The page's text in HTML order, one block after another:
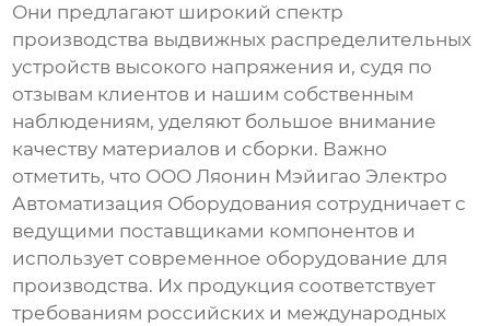
Они предлагают широкий спектр
производства выдвижных распределительных
устройств высокого напряжения и, судя по
отзывам клиентов и нашим собственным
наблюдениям, уделяют большое внимание
качеству материалов и сборки. Важно
отметить, что ООО Ляонин Мэйигао Электро
Автоматизация Оборудования сотрудничает с
ведущими поставщиками компонентов и
использует современное оборудование для
производства. Их продукция соответствует
требованиям российских и международных